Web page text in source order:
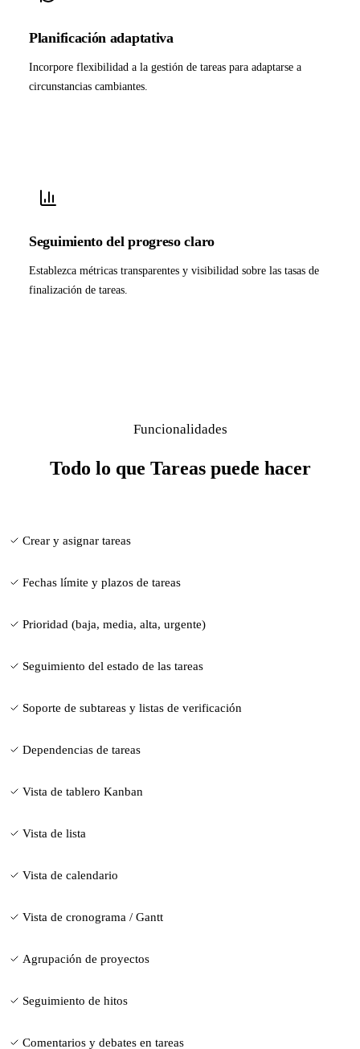
Planificación adaptativa
Incorpore flexibilidad a la gestión de tareas para adaptarse a
circunstancias cambiantes.
Seguimiento del progreso claro
Establezca métricas transparentes y visibilidad sobre las tasas de
finalización de tareas.
Funcionalidades
Todo lo que Tareas puede hacer
Crear y asignar tareas
Fechas límite y plazos de tareas
Prioridad (baja, media, alta, urgente)
Seguimiento del estado de las tareas
Soporte de subtareas y listas de verificación
Dependencias de tareas
Vista de tablero Kanban
Vista de lista
Vista de calendario
Vista de cronograma / Gantt
Agrupación de proyectos
Seguimiento de hitos
Comentarios y debates en tareas